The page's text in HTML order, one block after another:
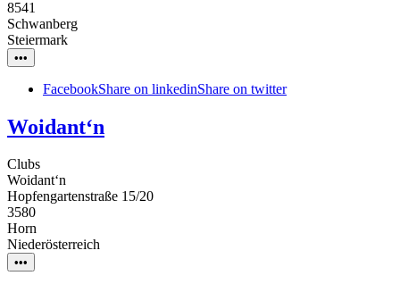
8541
Schwanberg
Steiermark
•••
FacebookShare on linkedinShare on twitter
Woidant‘n
Clubs
Woidant‘n
Hopfengartenstraße 15/20
3580
Horn
Niederösterreich
•••